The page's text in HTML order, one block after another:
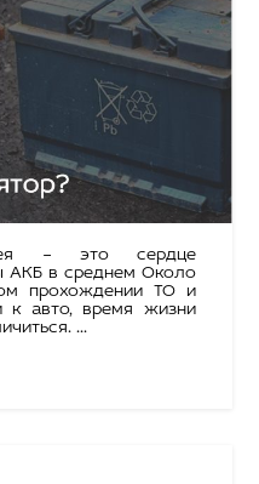
– это сердце
АКБ в среднем Около
прохождении ТО и
к авто, время жизни
...